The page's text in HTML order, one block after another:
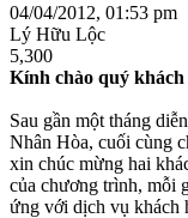
04/04/2012, 01:53 pm
Lý Hữu Lộc
5,300
Kính chào quý
Sau gần một tháng
Nhân Hòa, cuối cùng
xin chúc mừng hai
của chương trình, mỗi
ứng với dịch vụ khách